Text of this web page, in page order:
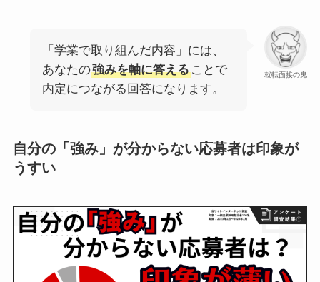
就転面接の鬼
「学業で取り組んだ内容」には、
あなたの強みを軸に答えることで
内定につながる回答になります。
自分の「強み」が分からない応募者は印象が
うすい